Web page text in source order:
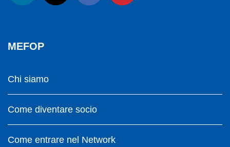
MEFOP
Chi siamo
Come diventare socio
Come entrare nel Network